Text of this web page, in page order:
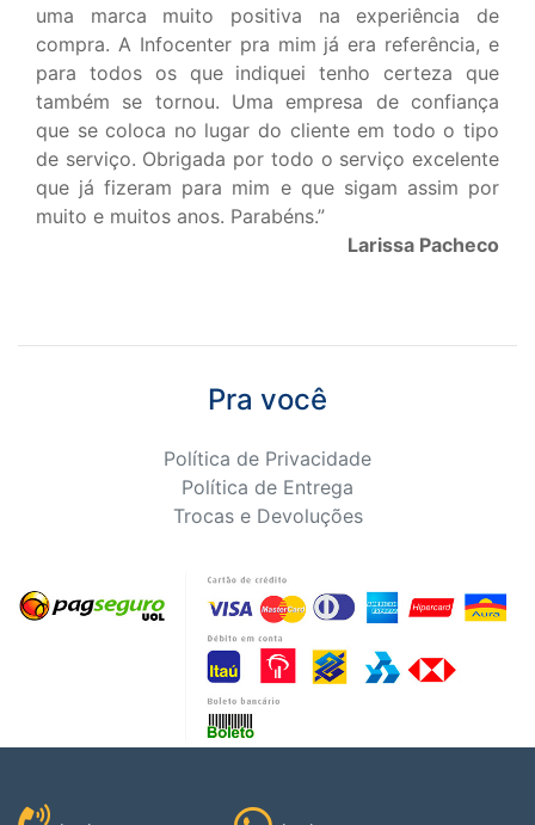
uma marca muito positiva na experiência de
compra. A Infocenter pra mim já era referência, e
para todos os que indiquei tenho certeza que
também se tornou. Uma empresa de confiança
que se coloca no lugar do cliente em todo o tipo
de serviço. Obrigada por todo o serviço excelente
que já fizeram para mim e que sigam assim por
muito e muitos anos. Parabéns.”
Larissa Pacheco
Pra você
Política de Privacidade
Política de Entrega
Trocas e Devoluções